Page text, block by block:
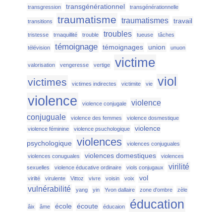
transgression transgénérationnel transgénérationnelle
transitions traumatisme traumatismes travail
tristesse trnaquillité trouble troubles tueuse tâches
télévision témoignage témoignages union unuon
valorisation vengeresse vertige victime
victimes victimes indirectes victimite vie viol
violence violence conjugale
violence
conjuguale
violence des femmes
violence dosmestique
violence féminine
violence psuchologique
violence
psychologique
violences violences conjuguales
violences conuguales violences domestiques
violences
sexuelles
violence éducative ordinaire viols conjugaux virilité
virilté virulente Vittoz vivre voisin voix vol
vulnérabilité yang yin Yvon dallaire zone d'ombre zèle
âix âme école écoute éducaion éducation